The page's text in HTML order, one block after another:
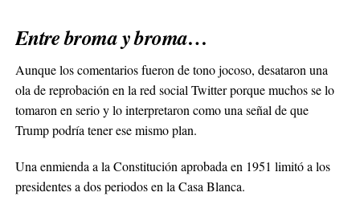
Entre broma y broma…
Aunque los comentarios fueron de tono jocoso, desataron una
ola de reprobación en la red social Twitter porque muchos se lo
tomaron en serio y lo interpretaron como una señal de que
Trump podría tener ese mismo plan.
Una enmienda a la Constitución aprobada en 1951 limitó a los
presidentes a dos periodos en la Casa Blanca.